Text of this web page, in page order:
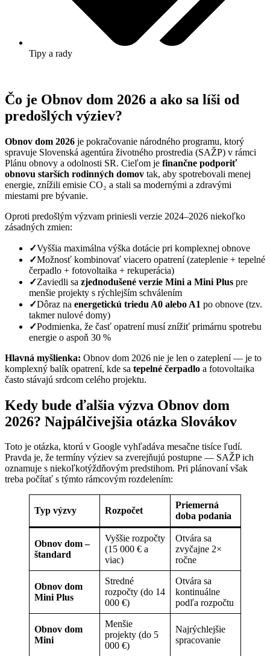
Tipy a rady
Čo je Obnov dom 2026 a ako sa líši od
predošlých výziev?
Obnov dom 2026 je pokračovanie národného programu, ktorý
spravuje Slovenská agentúra životného prostredia (SAŽP) v rámci
Plánu obnovy a odolnosti SR. Cieľom je finančne podporiť
obnovu starších rodinných domov tak, aby spotrebovali menej
energie, znížili emisie CO₂ a stali sa modernými a zdravými
miestami pre bývanie.
Oproti predošlým výzvam priniesli verzie 2024–2026 niekoľko
zásadných zmien:
✓Vyššia maximálna výška dotácie pri komplexnej obnove
✓Možnosť kombinovať viacero opatrení (zateplenie + tepelné
čerpadlo + fotovoltaika + rekuperácia)
✓Zaviedli sa zjednodušené verzie Mini a Mini Plus pre
menšie projekty s rýchlejším schválením
✓Dôraz na energetickú triedu A0 alebo A1 po obnove (tzv.
takmer nulové domy)
✓Podmienka, že časť opatrení musí znížiť primárnu spotrebu
energie o aspoň 30 %
Hlavná myšlienka: Obnov dom 2026 nie je len o zateplení — je to
komplexný balík opatrení, kde sa tepelné čerpadlo a fotovoltaika
často stávajú srdcom celého projektu.
Kedy bude ďalšia výzva Obnov dom
2026? Najpálčivejšia otázka Slovákov
Toto je otázka, ktorú v Google vyhľadáva mesačne tisíce ľudí.
Pravda je, že termíny výziev sa zverejňujú postupne — SAŽP ich
oznamuje s niekoľkotýždňovým predstihom. Pri plánovaní však
treba počítať s týmto rámcovým rozdelením:
Typ výzvy Rozpočet
Priemerná
doba podania
Obnov dom –
štandard
Vyššie rozpočty
(15 000 € a
viac)
Otvára sa
zvyčajne 2×
ročne
Obnov dom
Mini Plus
Stredné
rozpočty (do 14
000 €)
Otvára sa
kontinuálne
podľa rozpočtu
Obnov dom
Mini
Menšie
projekty (do 5
000 €)
Najrýchlejšie
spracovanie